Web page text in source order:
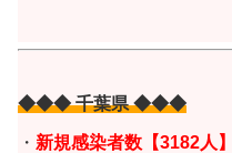
◆◆◆ 千葉県 ◆◆◆
・ 新規感染者数【3182人】